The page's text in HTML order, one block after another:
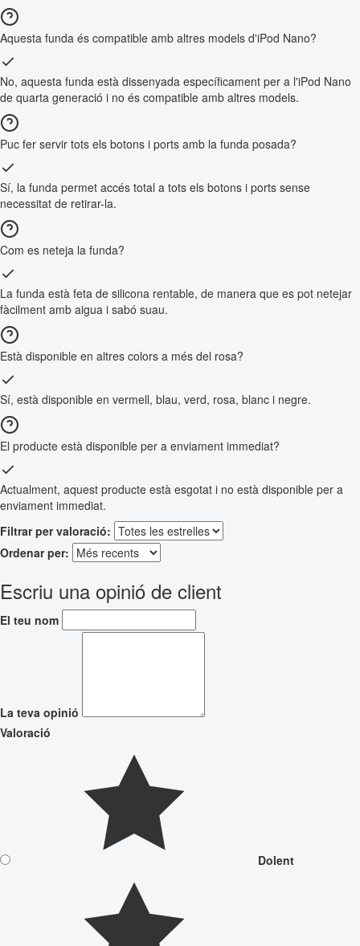
Aquesta funda és compatible amb altres models d'iPod Nano?
No, aquesta funda està dissenyada específicament per a l'iPod Nano
de quarta generació i no és compatible amb altres models.
Puc fer servir tots els botons i ports amb la funda posada?
Sí, la funda permet accés total a tots els botons i ports sense
necessitat de retirar-la.
Com es neteja la funda?
La funda està feta de silicona rentable, de manera que es pot netejar
fàcilment amb aigua i sabó suau.
Està disponible en altres colors a més del rosa?
Sí, està disponible en vermell, blau, verd, rosa, blanc i negre.
El producte està disponible per a enviament immediat?
Actualment, aquest producte està esgotat i no està disponible per a
enviament immediat.
Filtrar per valoració:
Ordenar per:
Escriu una opinió de client
El teu nom
La teva opinió
Valoració
Dolent